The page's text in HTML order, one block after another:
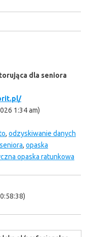
dla seniora
1:34 am)
, odzyskiwanie danych
, opaska
opaska ratunkowa